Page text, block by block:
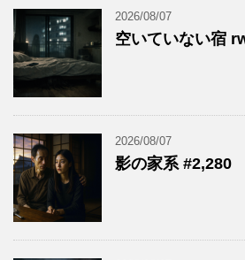
2026/08/07
空いていない宿
2026/08/07
影の家系 #2,280